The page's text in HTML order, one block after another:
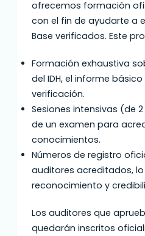
ofrecemos formación
con el fin de ayudarte a
Base verificados. Este
Formación exhaustiva
del IDH, el informe
verificación.
Sesiones intensivas (de
de un examen para
conocimientos.
Números de registro
auditores acreditados,
reconocimiento y
Los auditores que
quedarán inscritos